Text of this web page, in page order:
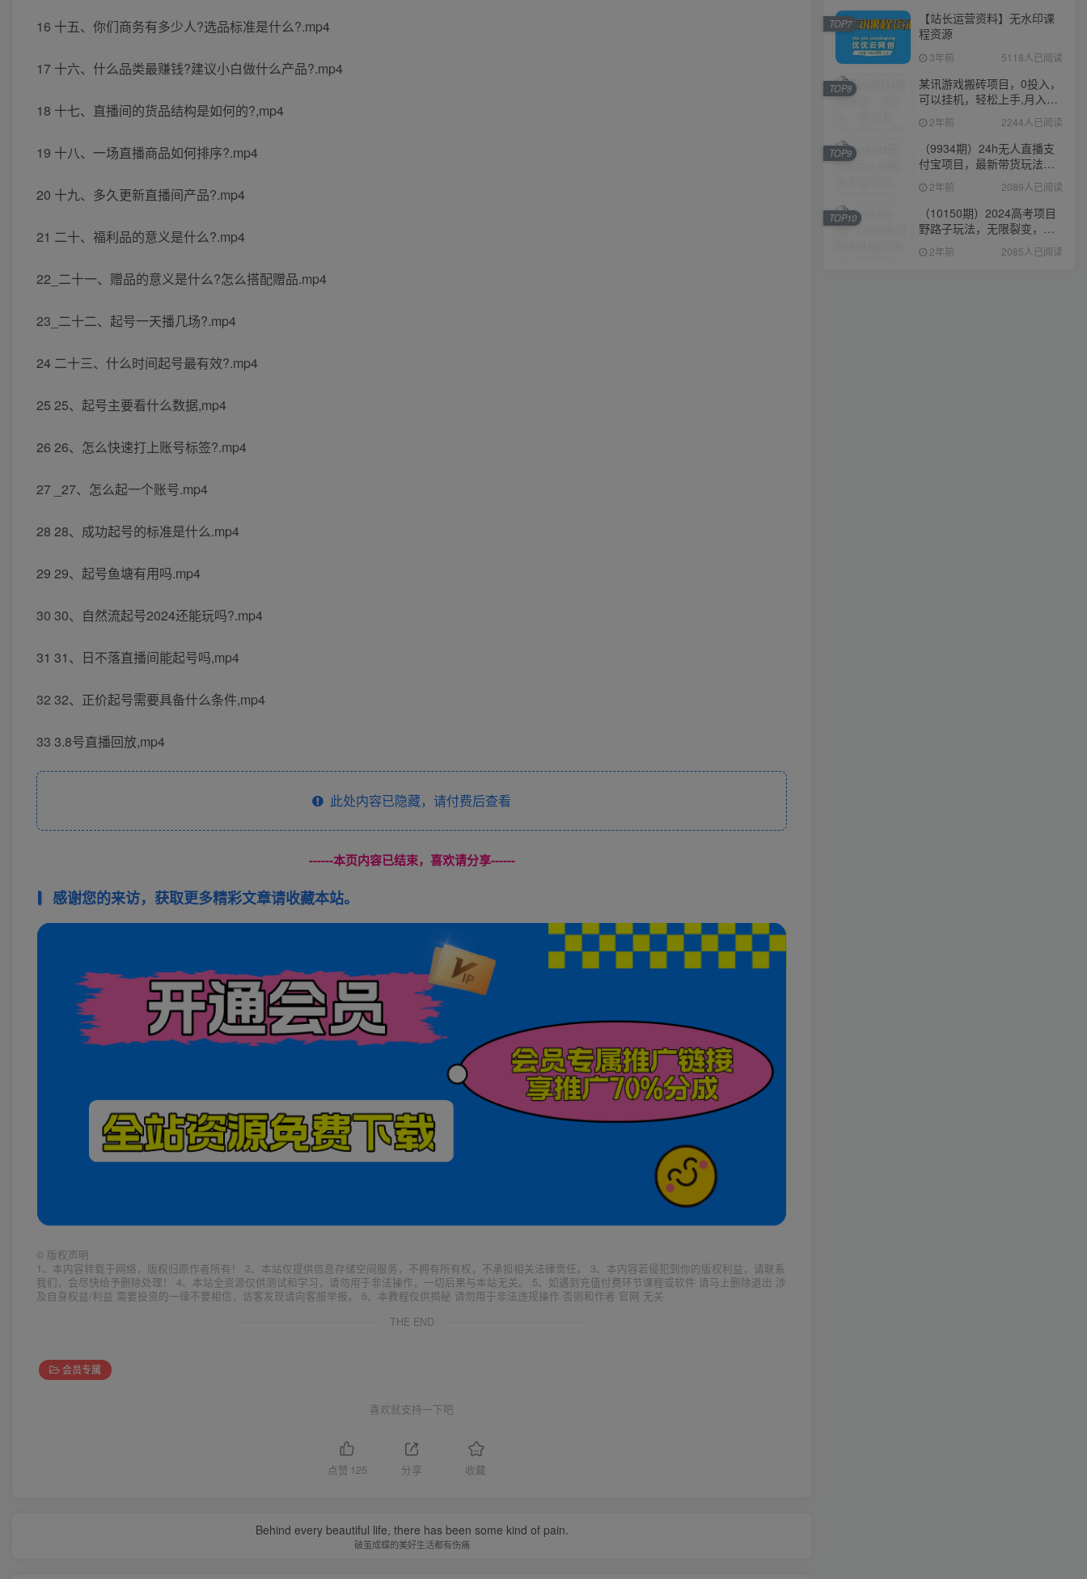
16 十五、你们商务有多少人?选品标准是什么?.mp4
17 十六、什么品类最赚钱?建议小白做什么产品?.mp4
18 十七、直播间的货品结构是如何的?,mp4
19 十八、一场直播商品如何排序?.mp4
20 十九、多久更新直播间产品?.mp4
21 二十、福利品的意义是什么?.mp4
22_二十一、赠品的意义是什么?怎么搭配赠品.mp4
23_二十二、起号一天播几场?.mp4
24 二十三、什么时间起号最有效?.mp4
25 25、起号主要看什么数据,mp4
26 26、怎么快速打上账号标签?.mp4
27 _27、怎么起一个账号.mp4
28 28、成功起号的标准是什么.mp4
29 29、起号鱼塘有用吗.mp4
30 30、自然流起号2024还能玩吗?.mp4
31 31、日不落直播间能起号吗,mp4
32 32、正价起号需要具备什么条件,mp4
33 3.8号直播回放,mp4
此处内容已隐藏，请付费后查看
------本页内容已结束，喜欢请分享------
感谢您的来访，获取更多精彩文章请收藏本站。
© 版权声明
1、本内容转载于网络，版权归原作者所有！ 2、本站仅提供信息存储空间服务，不拥有所有权，不承担相关法律责任。 3、本内容若侵犯到你的版权利益，请联系
我们，会尽快给予删除处理！ 4、本站全资源仅供测试和学习，请勿用于非法操作，一切后果与本站无关。 5、如遇到充值付费环节课程或软件 请马上删除退出 涉
及自身权益/利益 需要投资的一律不要相信，访客发现请向客服举报。 6、本教程仅供揭秘 请勿用于非法违规操作 否则和作者 官网 无关
THE END
会员专属
喜欢就支持一下吧
点赞 125 分享 收藏
Behind every beautiful life, there has been some kind of pain.
破茧成蝶的美好生活都有伤痛
【站长运营资料】无水印课
程资源
3年前 5118人已阅读
TOP7
某讯游戏搬砖项目，0投入，
可以挂机，轻松上手,月入
3000+上不封顶
2年前 2244人已阅读
TOP8
（9934期）24h无人直播支
付宝项目，最新带货玩法，
纯躺赚实测日入500+
2年前 2089人已阅读
TOP9
（10150期）2024高考项目
野路子玩法，无限裂变，最
高一天1W＋！
2年前 2085人已阅读
TOP10